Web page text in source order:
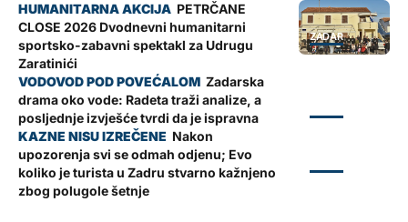
ZADAR
PETRČANE
CLOSE 2026 Dvodnevni humanitarni
sportsko-zabavni spektakl za Udrugu
Zaratinići
Zadarska
drama oko vode: Radeta traži analize, a
posljednje izvješće tvrdi da je ispravna
Nakon
upozorenja svi se odmah odjenu; Evo
koliko je turista u Zadru stvarno kažnjeno
zbog polugole šetnje